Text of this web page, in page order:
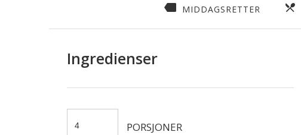
MIDDAGSRETTER
Ingredienser
PORSJONER